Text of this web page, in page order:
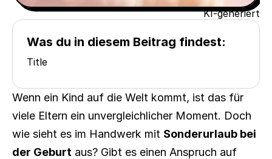
KI-generiert
Was du in diesem Beitrag findest:
Title
Wenn ein Kind auf die Welt kommt, ist das für
viele Eltern ein unvergleichlicher Moment. Doch
wie sieht es im Handwerk mit Sonderurlaub bei
der Geburt aus? Gibt es einen Anspruch auf